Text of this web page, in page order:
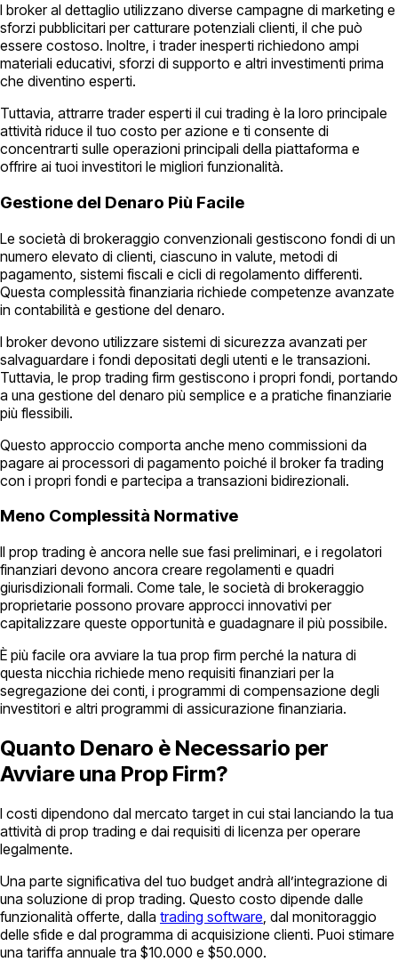
I broker al dettaglio utilizzano diverse campagne di marketing e
sforzi pubblicitari per catturare potenziali clienti, il che può
essere costoso. Inoltre, i trader inesperti richiedono ampi
materiali educativi, sforzi di supporto e altri investimenti prima
che diventino esperti.
Tuttavia, attrarre trader esperti il cui trading è la loro principale
attività riduce il tuo costo per azione e ti consente di
concentrarti sulle operazioni principali della piattaforma e
offrire ai tuoi investitori le migliori funzionalità.
Gestione del Denaro Più Facile
Le società di brokeraggio convenzionali gestiscono fondi di un
numero elevato di clienti, ciascuno in valute, metodi di
pagamento, sistemi fiscali e cicli di regolamento differenti.
Questa complessità finanziaria richiede competenze avanzate
in contabilità e gestione del denaro.
I broker devono utilizzare sistemi di sicurezza avanzati per
salvaguardare i fondi depositati degli utenti e le transazioni.
Tuttavia, le prop trading firm gestiscono i propri fondi, portando
a una gestione del denaro più semplice e a pratiche finanziarie
più flessibili.
Questo approccio comporta anche meno commissioni da
pagare ai processori di pagamento poiché il broker fa trading
con i propri fondi e partecipa a transazioni bidirezionali.
Meno Complessità Normative
Il prop trading è ancora nelle sue fasi preliminari, e i regolatori
finanziari devono ancora creare regolamenti e quadri
giurisdizionali formali. Come tale, le società di brokeraggio
proprietarie possono provare approcci innovativi per
capitalizzare queste opportunità e guadagnare il più possibile.
È più facile ora avviare la tua prop firm perché la natura di
questa nicchia richiede meno requisiti finanziari per la
segregazione dei conti, i programmi di compensazione degli
investitori e altri programmi di assicurazione finanziaria.
Quanto Denaro è Necessario per
Avviare una Prop Firm?
I costi dipendono dal mercato target in cui stai lanciando la tua
attività di prop trading e dai requisiti di licenza per operare
legalmente.
Una parte significativa del tuo budget andrà all’integrazione di
una soluzione di prop trading. Questo costo dipende dalle
funzionalità offerte, dalla trading software , dal monitoraggio
delle sfide e dal programma di acquisizione clienti. Puoi stimare
una tariffa annuale tra $10.000 e $50.000.